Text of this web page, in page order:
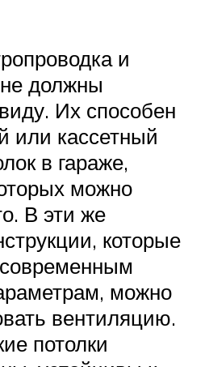
и
должны
Их способен
или кассетный
в гараже,
можно
В эти же
которые
можно
вентиляцию.
потолки